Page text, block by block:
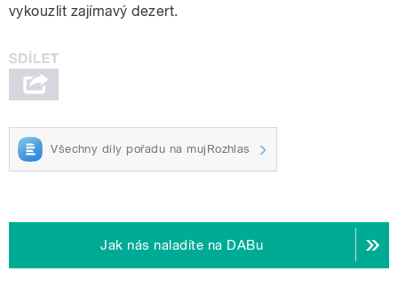
vykouzlit zajímavý dezert.
Všechny díly pořadu na mujRozhlas
Jak nás naladíte na DABu